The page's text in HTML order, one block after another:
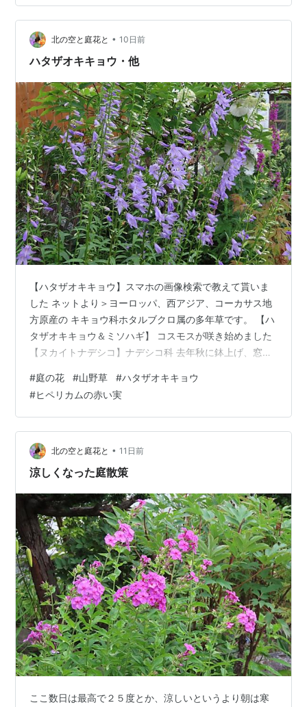
リが咲いた！ 7/4 実家の庭の草引き 7/4 同じく実家の庭
の草引き。 暑さと腰痛と高齢で お庭のお世話も限界です
😵 花苗は植えないようにしています。。。 草引きで精一
杯。。。
北の空と庭花と • 10日前
ハタザオキキョウ・他
【ハタザオキキョウ】スマホの画像検索で教えて貰いま
した ネットより＞ヨーロッパ、西アジア、コーカサス地
方原産の キキョウ科ホタルブクロ属の多年草です。 【ハ
タザオキキョウ＆ミソハギ】 コスモスが咲き始めました
【ヌカイトナデシコ】ナデシコ科 去年秋に鉢上げ、窓辺
冬の窓辺ではこんなきれいな色になりませんでした 【ヒ
ペリカム・マジカルレッ】 真っ赤な種がいっぱい、黒く
なった種を土に埋めておいても芽が出ません・・ 【ツル
ウメモドキ】ニシキギ科 今年もいっぱい実がなりまし
た、冬にヒヨドリしか食べないけど・・ ランキング参加
中みんなの花図鑑 ランキン…
#庭の花 #山野草 #ハタザオキキョウ
#ヒペリカムの赤い実
北の空と庭花と • 11日前
涼しくなった庭散策
ここ数日は最高で２５度とか、涼しいというより朝は寒